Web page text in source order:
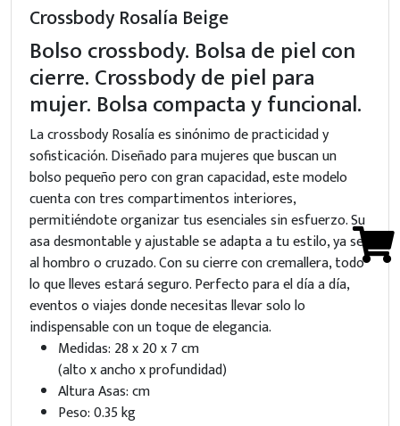
Crossbody Rosalía Beige
Bolso crossbody. Bolsa de piel con
cierre. Crossbody de piel para
mujer. Bolsa compacta y funcional.
La crossbody Rosalía es sinónimo de practicidad y
sofisticación. Diseñado para mujeres que buscan un
bolso pequeño pero con gran capacidad, este modelo
cuenta con tres compartimentos interiores,
permitiéndote organizar tus esenciales sin esfuerzo. Su
asa desmontable y ajustable se adapta a tu estilo, ya sea
al hombro o cruzado. Con su cierre con cremallera, todo
lo que lleves estará seguro. Perfecto para el día a día,
eventos o viajes donde necesitas llevar solo lo
indispensable con un toque de elegancia.
Medidas: 28 x 20 x 7 cm
(alto x ancho x profundidad)
Altura Asas: cm
Peso: 0.35 kg